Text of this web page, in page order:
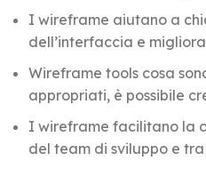
I wireframe aiutano a
dell’interfaccia e
Wireframe tools cosa
appropriati, è possibile
I wireframe facilitano la
del team di sviluppo e